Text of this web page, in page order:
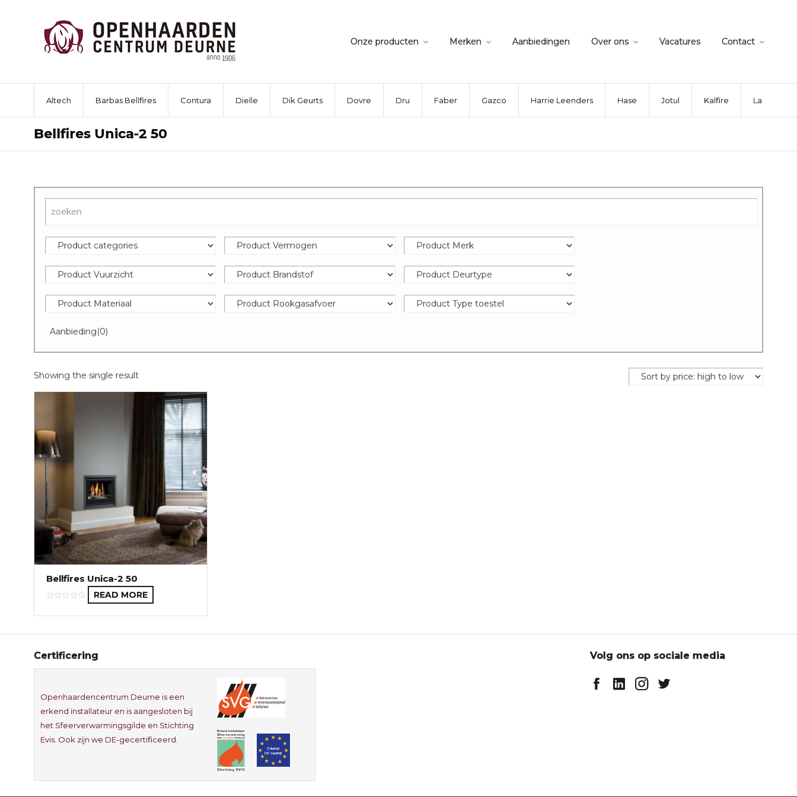
Onze producten Merken Aanbiedingen Over ons Vacatures Contact
Altech Barbas Bellfires Contura Dielle Dik Geurts Dovre Dru Faber Gazco Harrie Leenders Hase Jotul Kalfire La
Bellfires Unica-2 50
Aanbieding(0)
Showing the single result
Bellfires Unica-2 50
READ MORE
Certificering
Openhaardencentrum Deurne is een
erkend installateur en is aangesloten bij
het Sfeerverwarmingsgilde en Stichting
Evis. Ook zijn we DE-gecertificeerd.
Volg ons op sociale media